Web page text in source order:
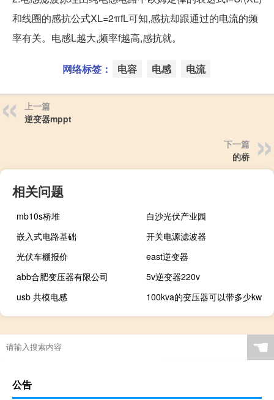
和线圈的感抗公式XL=2πfL可知,感抗却跟通过的电流的频
率有关。电感L越大,频率f越高,感抗就。
网络标签： 电容 电感 电流
上一篇
逆变器mppt
下一篇
的桥
相关问题
mb10s桥堆
白沙光伏产业园
嵌入式电路基础
开关电源滤波器
光伏车棚报价
east逆变器
abb合肥变压器有限公司
5v逆变器220v
usb 共模电感
100kva的变压器可以带多少kw
☚
公告